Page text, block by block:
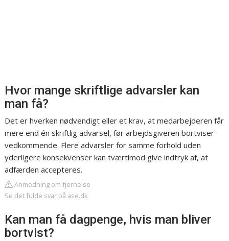
Hvor mange skriftlige advarsler kan
man få?
Det er hverken nødvendigt eller et krav, at medarbejderen får
mere end én skriftlig advarsel, før arbejdsgiveren bortviser
vedkommende. Flere advarsler for samme forhold uden
yderligere konsekvenser kan tværtimod give indtryk af, at
adfærden accepteres.
Anmodning om fjernelse
Se det fulde svar på ase.dk
Kan man få dagpenge, hvis man bliver
bortvist?